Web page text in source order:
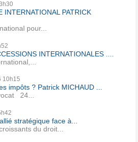
INTERNATIONAL PATRICK
pour...
INTERNATIONALES ....
10h15
impôts ? Patrick MICHAUD ...
24...
stratégique face à...
du droit...